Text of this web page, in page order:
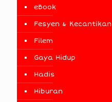
eBook
Fesyen & Kecantikan
Filem
Gaya Hidup
Hadis
Hiburan